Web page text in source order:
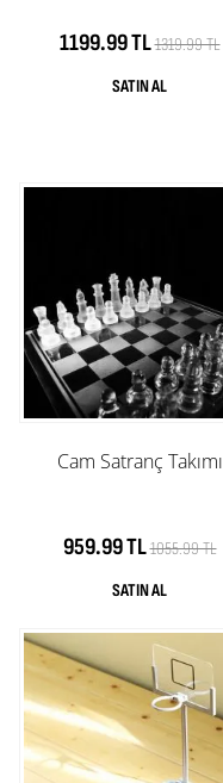
1199.99 TL1319.99 TL
Cam Satranç Takımı
959.99 TL1055.99 TL